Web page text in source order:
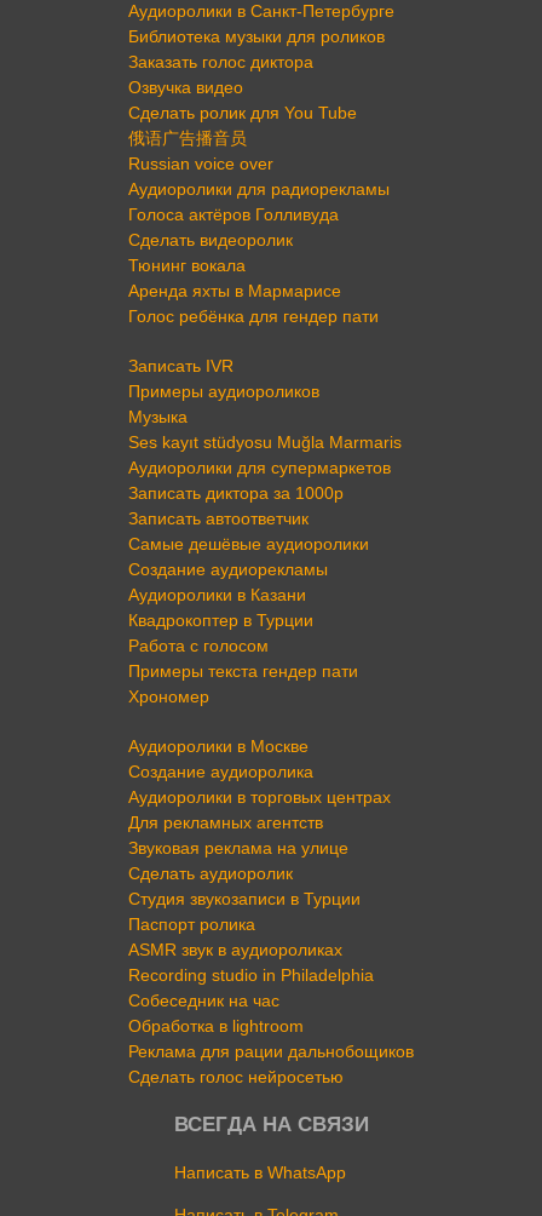
Аудиоролики в Санкт-Петербурге
Библиотека музыки для роликов
Заказать голос диктора
Озвучка видео
Сделать ролик для You Tube
俄语广告播音员
Russian voice over
Аудиоролики для радиорекламы
Голоса актёров Голливуда
Сделать видеоролик
Тюнинг вокала
Аренда яхты в Мармарисе
Голос ребёнка для гендер пати
Записать IVR
Примеры аудиороликов
Музыка
Ses kayıt stüdyosu Muğla Marmaris
Аудиоролики для супермаркетов
Записать диктора за 1000р
Записать автоответчик
Самые дешёвые аудиоролики
Создание аудиорекламы
Аудиоролики в Казани
Квадрокоптер в Турции
Работа с голосом
Примеры текста гендер пати
Хрономер
Аудиоролики в Москве
Создание аудиоролика
Аудиоролики в торговых центрах
Для рекламных агентств
Звуковая реклама на улице
Сделать аудиоролик
Студия звукозаписи в Турции
Паспорт ролика
ASMR звук в аудиороликах
Recording studio in Philadelphia
Собеседник на час
Обработка в lightroom
Реклама для рации дальнобощиков
Сделать голос нейросетью
ВСЕГДА НА СВЯЗИ
Написать в WhatsApp